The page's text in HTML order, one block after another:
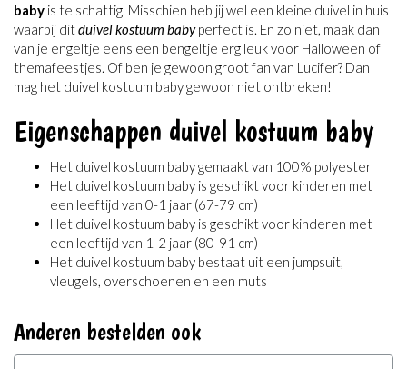
baby is te schattig. Misschien heb jij wel een kleine duivel in huis
waarbij ditduivel kostuum babyperfect is. En zo niet, maak dan
van je engeltje eens een bengeltje erg leuk voor Halloween of
themafeestjes. Of ben je gewoon groot fan van Lucifer? Dan
mag het duivel kostuum baby gewoon niet ontbreken!
Eigenschappen duivel kostuum baby
Het duivel kostuum baby gemaakt van 100% polyester
Het duivel kostuum baby is geschikt voor kinderen met
een leeftijd van 0-1 jaar (67-79 cm)
Het duivel kostuum baby is geschikt voor kinderen met
een leeftijd van 1-2 jaar (80-91 cm)
Het duivel kostuum baby bestaat uit een jumpsuit,
vleugels, overschoenen en een muts
Anderen bestelden ook